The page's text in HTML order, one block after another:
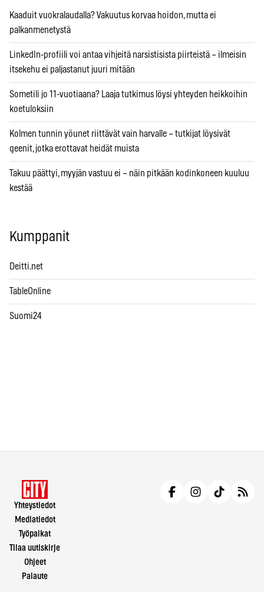
Kaaduit vuokralaudalla? Vakuutus korvaa hoidon, mutta ei
palkanmenetystä
LinkedIn-profiili voi antaa vihjeitä narsistisista piirteistä – ilmeisin
itsekehu ei paljastanut juuri mitään
Sometili jo 11-vuotiaana? Laaja tutkimus löysi yhteyden heikkoihin
koetuloksiin
Kolmen tunnin yöunet riittävät vain harvalle – tutkijat löysivät
geenit, jotka erottavat heidät muista
Takuu päättyi, myyjän vastuu ei – näin pitkään kodinkoneen kuuluu
kestää
Kumppanit
Deitti.net
TableOnline
Suomi24
Yhteystiedot
Mediatiedot
Työpaikat
Tilaa uutiskirje
Ohjeet
Palaute